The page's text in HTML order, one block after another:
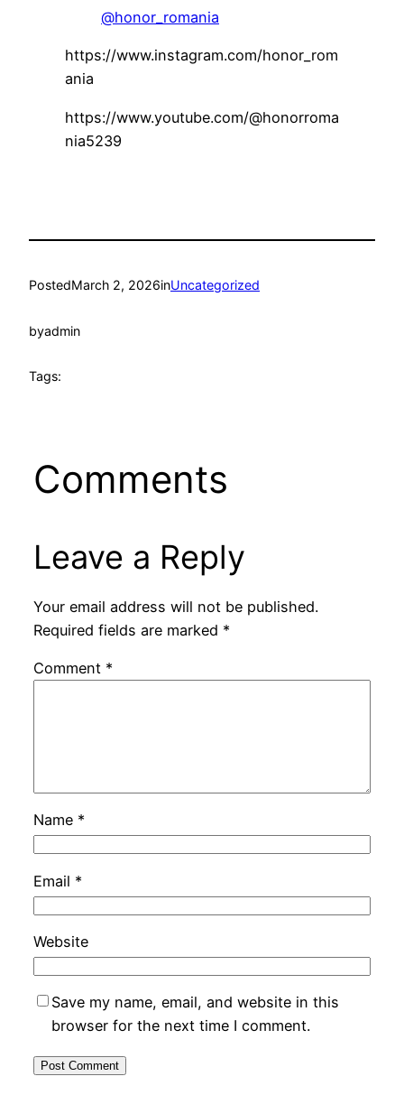
@honor_romania
https://www.instagram.com/honor_rom
ania
https://www.youtube.com/@honorroma
nia5239
PostedMarch 2, 2026inUncategorized
byadmin
Tags:
Comments
Leave a Reply
Your email address will not be published.
Required fields are marked *
Comment *
Name *
Email *
Website
Save my name, email, and website in this
browser for the next time I comment.